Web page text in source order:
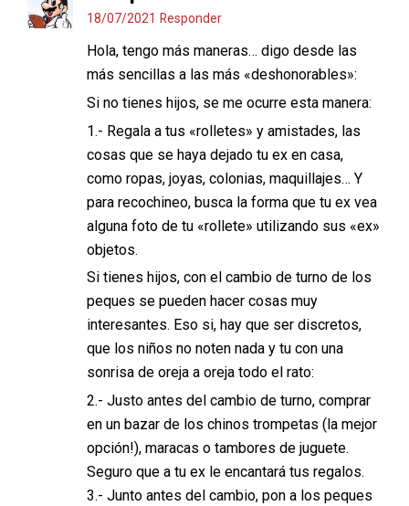
18/07/2021 Responder
Hola, tengo más maneras… digo desde las
más sencillas a las más «deshonorables»:
Si no tienes hijos, se me ocurre esta manera:
1.- Regala a tus «rolletes» y amistades, las
cosas que se haya dejado tu ex en casa,
como ropas, joyas, colonias, maquillajes… Y
para recochineo, busca la forma que tu ex vea
alguna foto de tu «rollete» utilizando sus «ex»
objetos.
Si tienes hijos, con el cambio de turno de los
peques se pueden hacer cosas muy
interesantes. Eso si, hay que ser discretos,
que los niños no noten nada y tu con una
sonrisa de oreja a oreja todo el rato:
2.- Justo antes del cambio de turno, comprar
en un bazar de los chinos trompetas (la mejor
opción!), maracas o tambores de juguete.
Seguro que a tu ex le encantará tus regalos.
3.- Junto antes del cambio, pon a los peques